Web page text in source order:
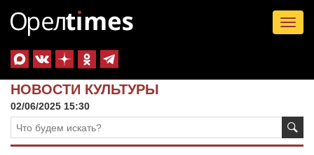
НОВОСТИ КУЛЬТУРЫ
02/06/2025 15:30